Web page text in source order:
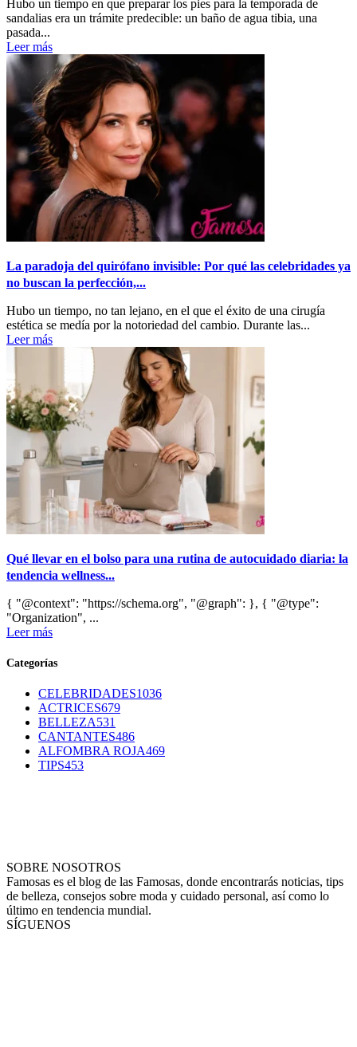
Hubo un tiempo en que preparar los pies para la temporada de
sandalias era un trámite predecible: un baño de agua tibia, una
pasada...
Leer más
La paradoja del quirófano invisible: Por qué las celebridades ya
no buscan la perfección,...
Hubo un tiempo, no tan lejano, en el que el éxito de una cirugía
estética se medía por la notoriedad del cambio. Durante las...
Leer más
Qué llevar en el bolso para una rutina de autocuidado diaria: la
tendencia wellness...
{ "@context": "https://schema.org", "@graph": }, { "@type":
"Organization", ...
Leer más
Categorías
CELEBRIDADES1036
ACTRICES679
BELLEZA531
CANTANTES486
ALFOMBRA ROJA469
TIPS453
SOBRE NOSOTROS
Famosas es el blog de las Famosas, donde encontrarás noticias, tips
de belleza, consejos sobre moda y cuidado personal, así como lo
último en tendencia mundial.
SÍGUENOS